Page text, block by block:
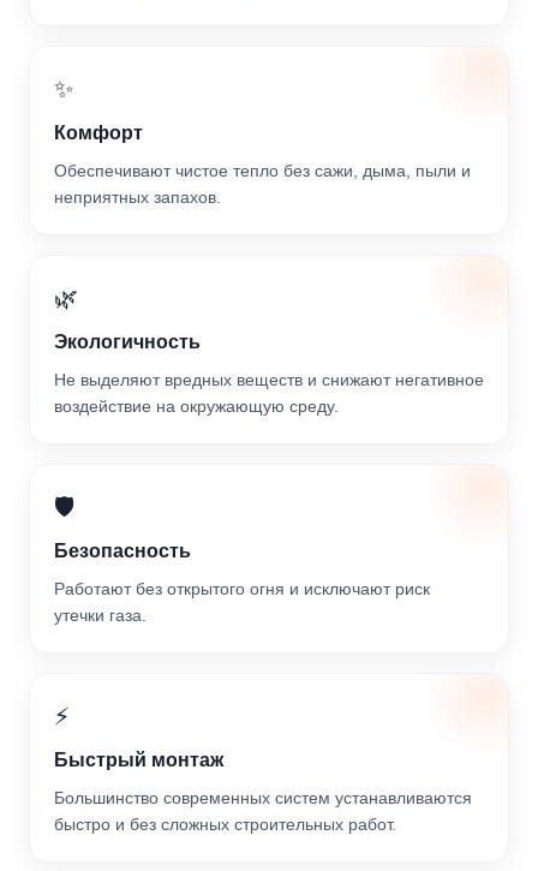
✨
Комфорт
Обеспечивают чистое тепло без сажи, дыма, пыли и
неприятных запахов.
🌿
Экологичность
Не выделяют вредных веществ и снижают негативное
воздействие на окружающую среду.
🛡️
Безопасность
Работают без открытого огня и исключают риск
утечки газа.
⚡
Быстрый монтаж
Большинство современных систем устанавливаются
быстро и без сложных строительных работ.